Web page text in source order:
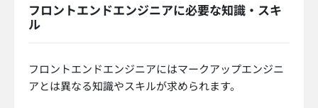
フロントエンドエンジニアに必要な知識・スキ
ル
フロントエンドエンジニアにはマークアップエンジニ
アとは異なる知識やスキルが求められます。